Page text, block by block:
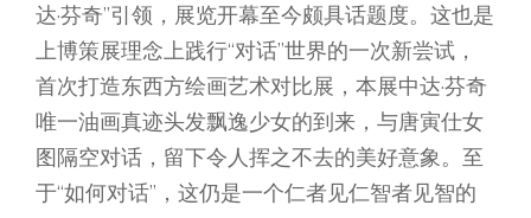
达·芬奇”引领，展览开幕至今颇具话题度。这也是
上博策展理念上践行“对话”世界的一次新尝试，
首次打造东西方绘画艺术对比展，本展中达·芬奇
唯一油画真迹头发飘逸少女的到来，与唐寅仕女
图隔空对话，留下令人挥之不去的美好意象。至
于“如何对话”，这仍是一个仁者见仁智者见智的